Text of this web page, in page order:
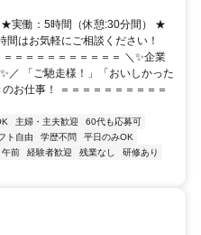
実働：5時間（休憩:30分間） ★
間はお気軽にご相談ください！
＝＝＝＝＝＝＝＝＝＝ ＼✨企業
／ 「ご馳走様！」「おいしかった
お仕事！ ＝＝＝＝＝＝＝＝＝＝
主婦・主夫歓迎
60代も応募可
ト自由 学歴不問
平日のみOK
午前 経験者歓迎 残業なし
研修あり